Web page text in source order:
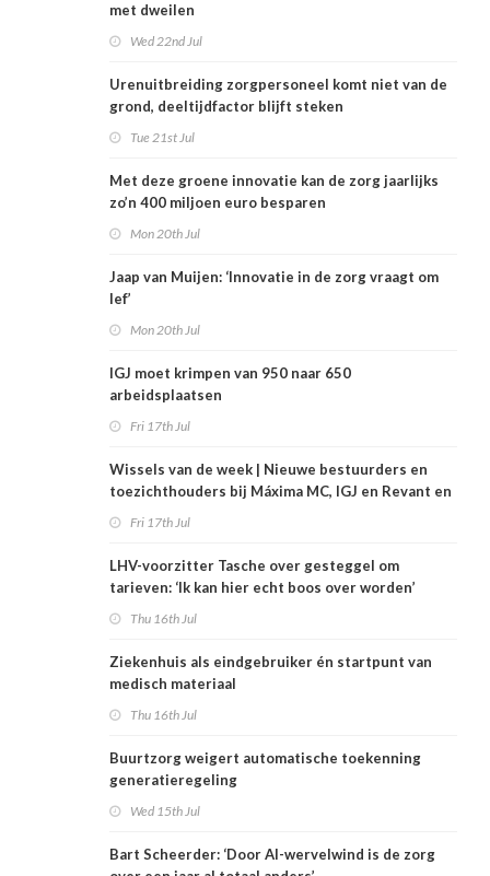
met dweilen
Wed 22nd Jul
Urenuitbreiding zorgpersoneel komt niet van de
grond, deeltijdfactor blijft steken
Tue 21st Jul
Met deze groene innovatie kan de zorg jaarlijks
zo’n 400 miljoen euro besparen
Mon 20th Jul
Jaap van Muijen: ‘Innovatie in de zorg vraagt om
lef’
Mon 20th Jul
IGJ moet krimpen van 950 naar 650
arbeidsplaatsen
Fri 17th Jul
Wissels van de week | Nieuwe bestuurders en
toezichthouders bij Máxima MC, IGJ en Revant en
Fri 17th Jul
LHV-voorzitter Tasche over gesteggel om
tarieven: ‘Ik kan hier echt boos over worden’
Thu 16th Jul
Ziekenhuis als eindgebruiker én startpunt van
medisch materiaal
Thu 16th Jul
Buurtzorg weigert automatische toekenning
generatieregeling
Wed 15th Jul
Bart Scheerder: ‘Door AI-wervelwind is de zorg